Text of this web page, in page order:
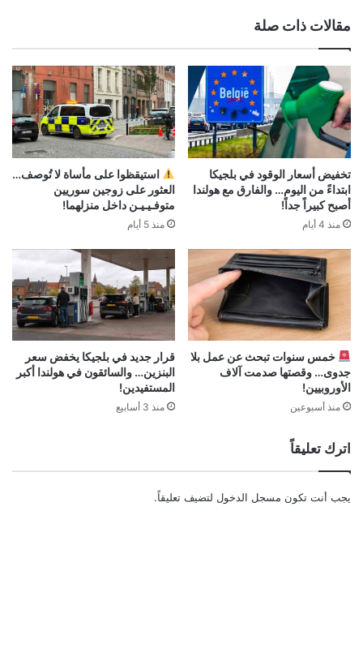
مقالات ذات صلة
تخفيض أسعار الوقود في بلجيكا
ابتداءً من اليوم… والفارق مع هولندا
أصبح كبيراً جداً!
منذ 4 أيام
استيقظوا على مأساة لا تُوصف…
العثور على زوجين سوريين
متوفـيـيـن داخل منزلهما!
منذ 5 أيام
خمس سنوات تبحث عن عمل بلا
جدوى… وقصتها صدمت آلاف
الأوروبيين!
منذ أسبوعين
قرار جديد في بلجيكا يخفض سعر
البنزين… والسائقون في هولندا أكبر
المستفيدين!
منذ 3 أسابيع
اترك تعليقاً
يجب أنت تكون مسجل الدخول لتضيف تعليقاً.